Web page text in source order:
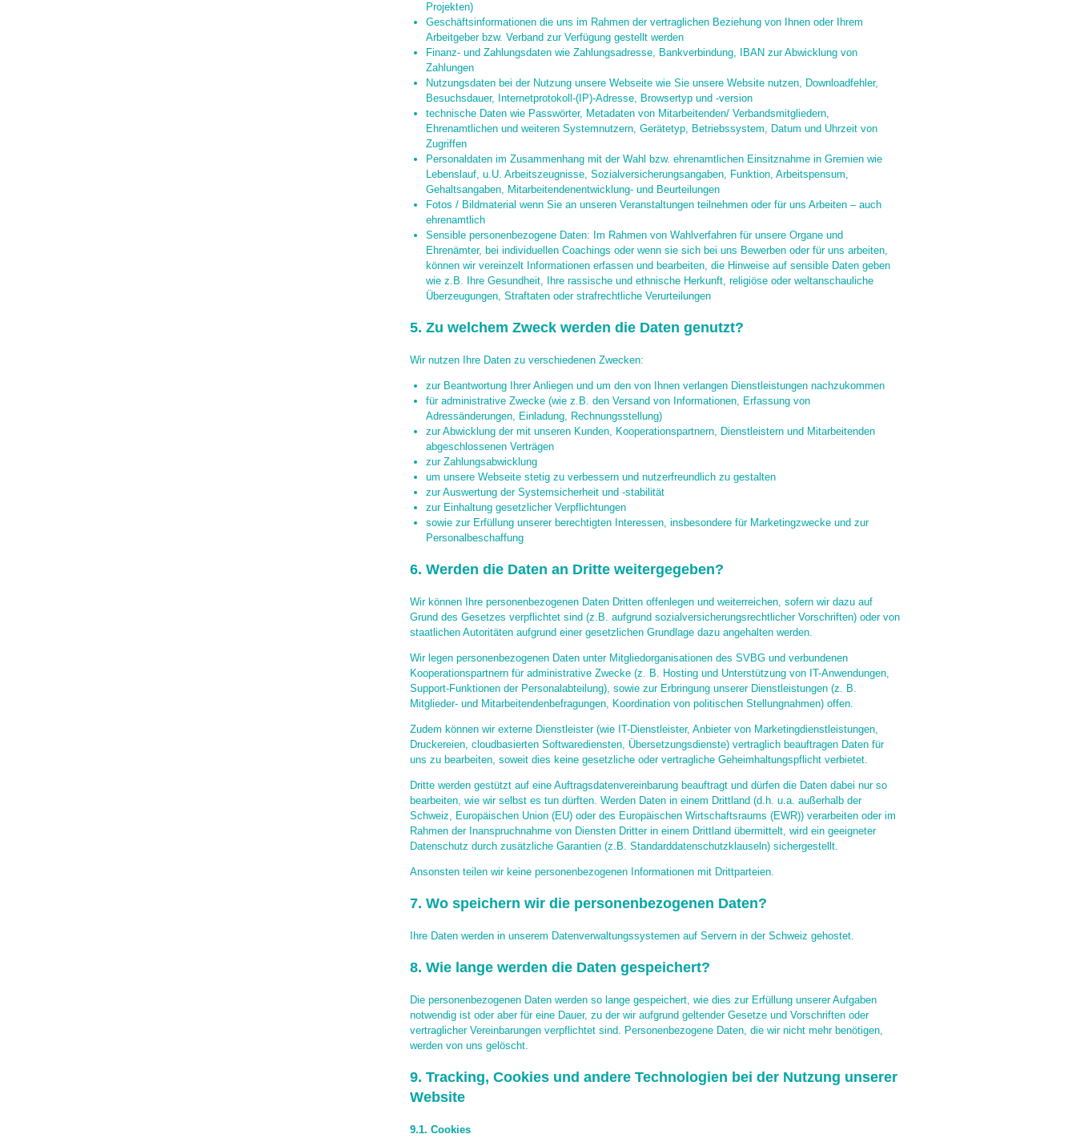
Projekten)
Geschäftsinformationen die uns im Rahmen der vertraglichen Beziehung von Ihnen oder Ihrem
Arbeitgeber bzw. Verband zur Verfügung gestellt werden
Finanz- und Zahlungsdaten wie Zahlungsadresse, Bankverbindung, IBAN zur Abwicklung von
Zahlungen
Nutzungsdaten bei der Nutzung unsere Webseite wie Sie unsere Website nutzen, Downloadfehler,
Besuchsdauer, Internetprotokoll-(IP)-Adresse, Browsertyp und -version
technische Daten wie Passwörter, Metadaten von Mitarbeitenden/ Verbandsmitgliedern,
Ehrenamtlichen und weiteren Systemnutzern, Gerätetyp, Betriebssystem, Datum und Uhrzeit von
Zugriffen
Personaldaten im Zusammenhang mit der Wahl bzw. ehrenamtlichen Einsitznahme in Gremien wie
Lebenslauf, u.U. Arbeitszeugnisse, Sozialversicherungsangaben, Funktion, Arbeitspensum,
Gehaltsangaben, Mitarbeitendenentwicklung- und Beurteilungen
Fotos / Bildmaterial wenn Sie an unseren Veranstaltungen teilnehmen oder für uns Arbeiten – auch
ehrenamtlich
Sensible personenbezogene Daten: Im Rahmen von Wahlverfahren für unsere Organe und
Ehrenämter, bei individuellen Coachings oder wenn sie sich bei uns Bewerben oder für uns arbeiten,
können wir vereinzelt Informationen erfassen und bearbeiten, die Hinweise auf sensible Daten geben
wie z.B. Ihre Gesundheit, Ihre rassische und ethnische Herkunft, religiöse oder weltanschauliche
Überzeugungen, Straftaten oder strafrechtliche Verurteilungen
5. Zu welchem Zweck werden die Daten genutzt?
Wir nutzen Ihre Daten zu verschiedenen Zwecken:
zur Beantwortung Ihrer Anliegen und um den von Ihnen verlangen Dienstleistungen nachzukommen
für administrative Zwecke (wie z.B. den Versand von Informationen, Erfassung von
Adressänderungen, Einladung, Rechnungsstellung)
zur Abwicklung der mit unseren Kunden, Kooperationspartnern, Dienstleistern und Mitarbeitenden
abgeschlossenen Verträgen
zur Zahlungsabwicklung
um unsere Webseite stetig zu verbessern und nutzerfreundlich zu gestalten
zur Auswertung der Systemsicherheit und -stabilität
zur Einhaltung gesetzlicher Verpflichtungen
sowie zur Erfüllung unserer berechtigten Interessen, insbesondere für Marketingzwecke und zur
Personalbeschaffung
6. Werden die Daten an Dritte weitergegeben?
Wir können Ihre personenbezogenen Daten Dritten offenlegen und weiterreichen, sofern wir dazu auf
Grund des Gesetzes verpflichtet sind (z.B. aufgrund sozialversicherungsrechtlicher Vorschriften) oder von
staatlichen Autoritäten aufgrund einer gesetzlichen Grundlage dazu angehalten werden.
Wir legen personenbezogenen Daten unter Mitgliedorganisationen des SVBG und verbundenen
Kooperationspartnern für administrative Zwecke (z. B. Hosting und Unterstützung von IT-Anwendungen,
Support-Funktionen der Personalabteilung), sowie zur Erbringung unserer Dienstleistungen (z. B.
Mitglieder- und Mitarbeitendenbefragungen, Koordination von politischen Stellungnahmen) offen.
Zudem können wir externe Dienstleister (wie IT-Dienstleister, Anbieter von Marketingdienstleistungen,
Druckereien, cloudbasierten Softwarediensten, Übersetzungsdienste) vertraglich beauftragen Daten für
uns zu bearbeiten, soweit dies keine gesetzliche oder vertragliche Geheimhaltungspflicht verbietet.
Dritte werden gestützt auf eine Auftragsdatenvereinbarung beauftragt und dürfen die Daten dabei nur so
bearbeiten, wie wir selbst es tun dürften. Werden Daten in einem Drittland (d.h. u.a. außerhalb der
Schweiz, Europäischen Union (EU) oder des Europäischen Wirtschaftsraums (EWR)) verarbeiten oder im
Rahmen der Inanspruchnahme von Diensten Dritter in einem Drittland übermittelt, wird ein geeigneter
Datenschutz durch zusätzliche Garantien (z.B. Standarddatenschutzklauseln) sichergestellt.
Ansonsten teilen wir keine personenbezogenen Informationen mit Drittparteien.
7. Wo speichern wir die personenbezogenen Daten?
Ihre Daten werden in unserem Datenverwaltungssystemen auf Servern in der Schweiz gehostet.
8. Wie lange werden die Daten gespeichert?
Die personenbezogenen Daten werden so lange gespeichert, wie dies zur Erfüllung unserer Aufgaben
notwendig ist oder aber für eine Dauer, zu der wir aufgrund geltender Gesetze und Vorschriften oder
vertraglicher Vereinbarungen verpflichtet sind. Personenbezogene Daten, die wir nicht mehr benötigen,
werden von uns gelöscht.
9. Tracking, Cookies und andere Technologien bei der Nutzung unserer
Website
9.1. Cookies